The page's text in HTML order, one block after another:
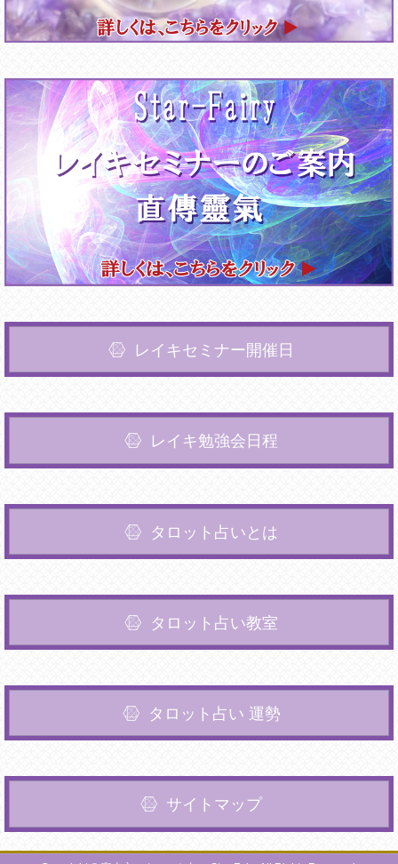
レイキセミナー開催日
レイキ勉強会日程
タロット占いとは
タロット占い教室
タロット占い 運勢
サイトマップ